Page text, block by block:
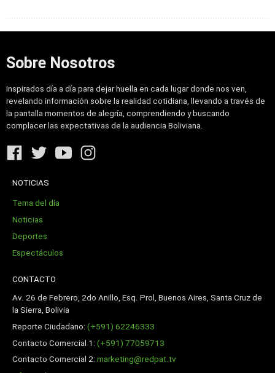
Sobre Nosotros
Inspirados día a día para dejar huella en cada lugar donde nos ven,
revelando información sobre la realidad cotidiana, llevando a través de
la pantalla momentos de alegría, comprendiendo y buscando
complacer las expectativas de la audiencia Boliviana.
NOTICIAS
Tema del día
Noticias
Deportes
Espectáculos
CONTACTO
Av. 26 de Febrero, 2do Anillo, Esq. Prol, Buenos Aires, Santa Cruz de
la Sierra, Bolivia
Reporte Ciudadano:(+591) 62246333
Contacto Comercial 1:(+591) 77059713
Contacto Comercial 2:marketing@redpat.tv